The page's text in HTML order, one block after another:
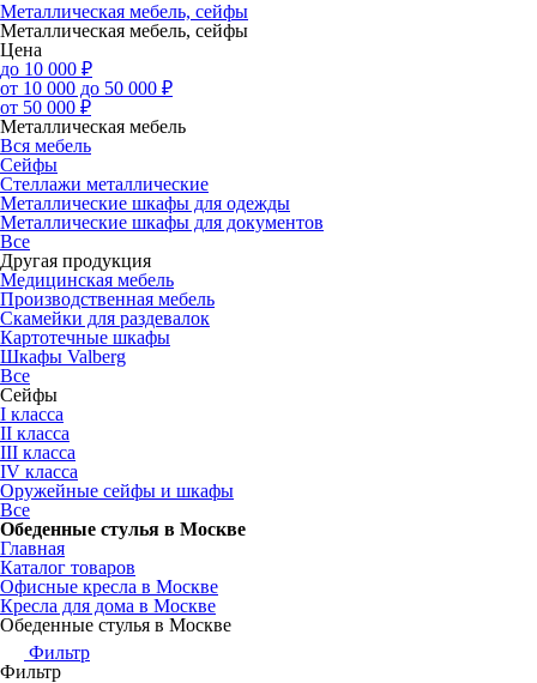
Металлическая мебель, сейфы
Металлическая мебель, сейфы
Цена
до 10 000 ₽
от 10 000 до 50 000 ₽
от 50 000 ₽
Металлическая мебель
Вся мебель
Сейфы
Стеллажи металлические
Металлические шкафы для одежды
Металлические шкафы для документов
Все
Другая продукция
Медицинская мебель
Производственная мебель
Скамейки для раздевалок
Картотечные шкафы
Шкафы Valberg
Все
Сейфы
I класса
II класса
III класса
IV класса
Оружейные сейфы и шкафы
Все
Обеденные стулья в Москве
Главная
Каталог товаров
Офисные кресла в Москве
Кресла для дома в Москве
Обеденные стулья в Москве
Фильтр
Фильтр